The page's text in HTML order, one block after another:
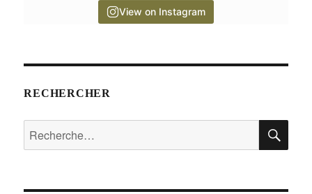
View on Instagram
RECHERCHER
Recherche
pour :